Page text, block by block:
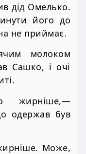
дід Омелько.
його до
не приймає.
молоком
Сашко, і очі
жирніше,—
одержав був
Може,